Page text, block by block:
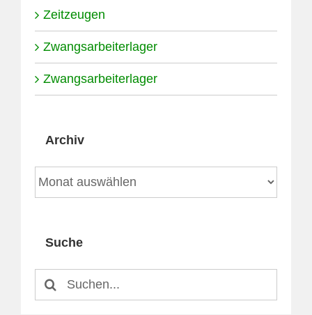
Zeitzeugen
Zwangsarbeiterlager
Zwangsarbeiterlager
Archiv
Suche
Suche
nach: